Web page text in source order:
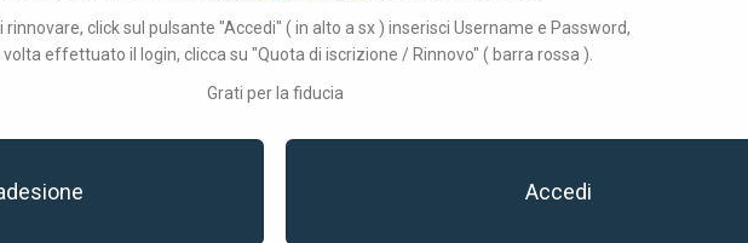
rinnovare, click sul pulsante "Accedi" ( in alto a sx ) inserisci Username e Password,
volta effettuato il login, clicca su "Quota di iscrizione / Rinnovo" ( barra rossa ).
Grati per la fiducia
Accedi